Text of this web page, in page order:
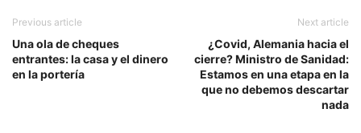
Previous article
Una ola de cheques
entrantes: la casa y el dinero
en la portería
Next article
¿Covid, Alemania hacia el
cierre? Ministro de Sanidad:
Estamos en una etapa en la
que no debemos descartar
nada